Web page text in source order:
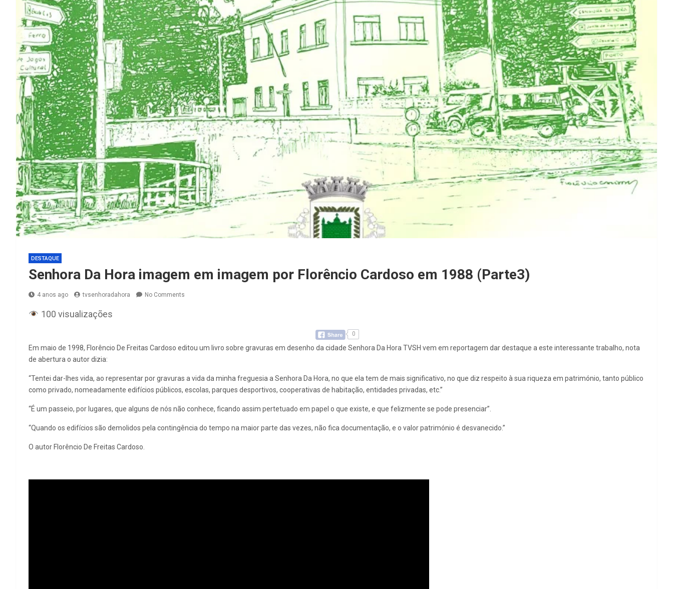
DESTAQUE
Senhora Da Hora imagem em imagem por Florêncio Cardoso em 1988 (Parte3)
4 anos ago tvsenhoradahora No Comments
100 visualizações
0
Em maio de 1998, Florêncio De Freitas Cardoso editou um livro sobre gravuras em desenho da cidade Senhora Da Hora TVSH vem em reportagem dar destaque a este interessante trabalho, nota
de abertura o autor dizia:
“Tentei dar-lhes vida, ao representar por gravuras a vida da minha freguesia a Senhora Da Hora, no que ela tem de mais significativo, no que diz respeito à sua riqueza em património, tanto público
como privado, nomeadamente edifícios públicos, escolas, parques desportivos, cooperativas de habitação, entidades privadas, etc.”
“É um passeio, por lugares, que alguns de nós não conhece, ficando assim pertetuado em papel o que existe, e que felizmente se pode presenciar”.
“Quando os edifícios são demolidos pela contingência do tempo na maior parte das vezes, não fica documentação, e o valor património é desvanecido.”
O autor Florêncio De Freitas Cardoso.